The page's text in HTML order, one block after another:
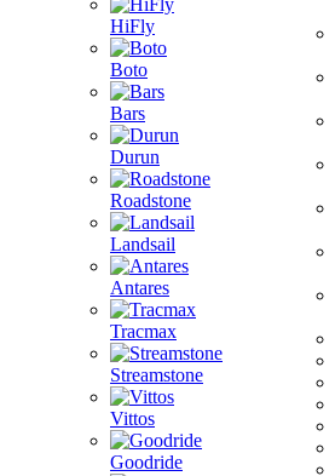
HiFly
Boto
Bars
Durun
Roadstone
Landsail
Antares
Tracmax
Streamstone
Vittos
Goodride